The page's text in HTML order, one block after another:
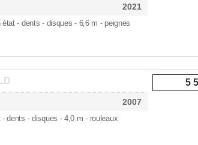
2021
état - dents- disques - 6,6 m - peignes
2007
- dents - disques - 4,0 m - rouleaux
5